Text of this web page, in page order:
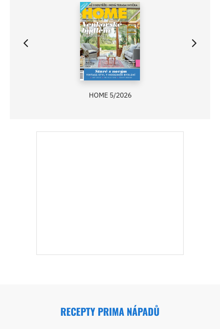
HOME 5/2026
RECEPTY PRIMA NÁPADŮ